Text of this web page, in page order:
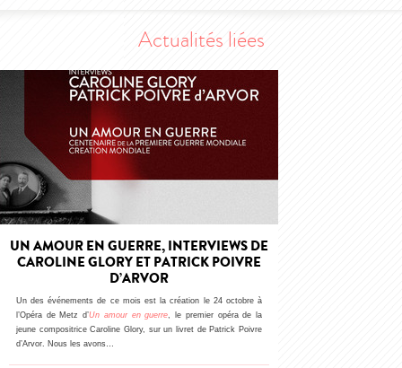
Actualités liées
UN AMOUR EN GUERRE, INTERVIEWS DE
CAROLINE GLORY ET PATRICK POIVRE
D’ARVOR
Un des événements de ce mois est la création le 24 octobre à
l’Opéra de Metz d’Un amour en guerre, le premier opéra de la
jeune compositrice Caroline Glory, sur un livret de Patrick Poivre
d’Arvor. Nous les avons…